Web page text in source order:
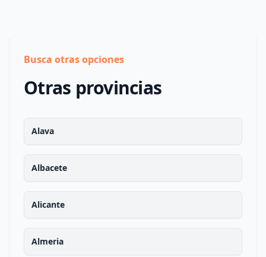
Busca otras opciones
Otras provincias
Alava
Albacete
Alicante
Almeria